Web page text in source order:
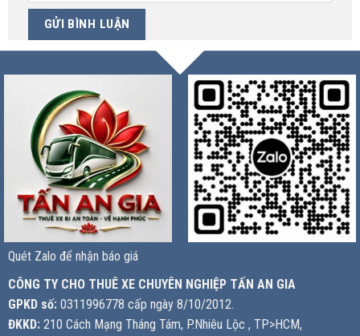
Quét Zalo để nhận báo giá
CÔNG TY CHO THUÊ XE CHUYÊN NGHIỆP TẤN AN GIA
GPKD số: 0311996778 cấp ngày 8/10/2012.
ĐKKD: 210 Cách Mạng Tháng Tám, P.Nhiêu Lộc , TP>HCM,